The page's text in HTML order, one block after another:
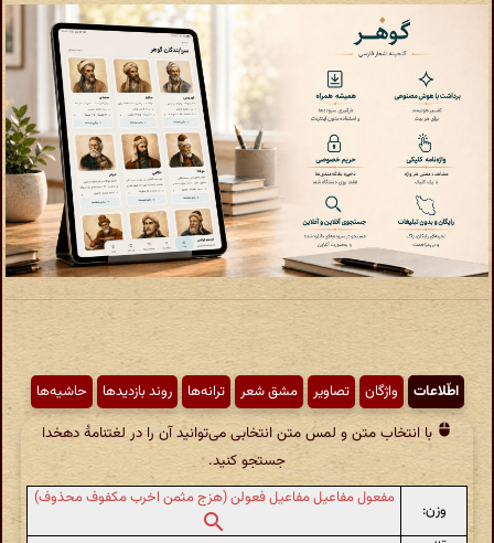
اطّلاعات واژگان تصاویر مشق شعر ترانه‌ها روند بازدیدها حاشیه‌ها
با انتخاب متن و لمس متن انتخابی می‌توانید آن را در لغتنامهٔ دهخدا
جستجو کنید.
وزن:
مفعول مفاعیل مفاعیل فعولن (هزج مثمن اخرب مکفوف محذوف)